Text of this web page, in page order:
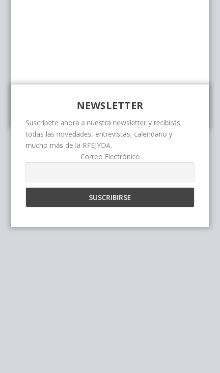
NEWSLETTER
Suscríbete ahora a nuestra newsletter y recibirás
todas las novedades, entrevistas, calendario y
mucho más de la RFEJYDA.
Correo Electrónico